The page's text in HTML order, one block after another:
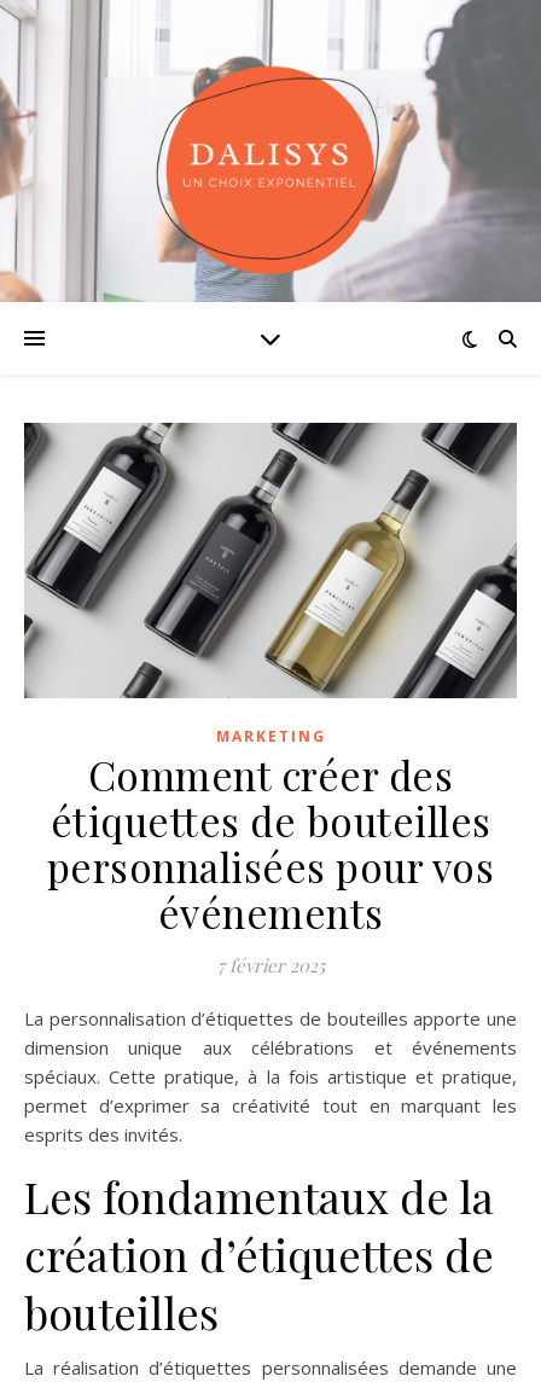
MARKETING
Comment créer des
étiquettes de bouteilles
personnalisées pour vos
événements
7 février 2025
La personnalisation d’étiquettes de bouteilles apporte une
dimension unique aux célébrations et événements
spéciaux. Cette pratique, à la fois artistique et pratique,
permet d’exprimer sa créativité tout en marquant les
esprits des invités.
Les fondamentaux de la
création d’étiquettes de
bouteilles
La réalisation d’étiquettes personnalisées demande une